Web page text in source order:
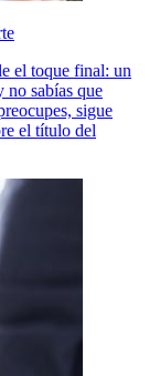
el toque final: un
no sabías que
sigue
el título del